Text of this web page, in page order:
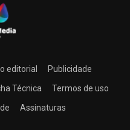
editorial
Publicidade
Técnica
Termos de uso
Assinaturas